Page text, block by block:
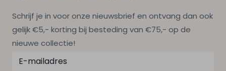
Schrijf je in voor onze nieuwsbrief en ontvang dan ook
gelijk €5,- korting bij besteding van €75,- op de
nieuwe collectie!